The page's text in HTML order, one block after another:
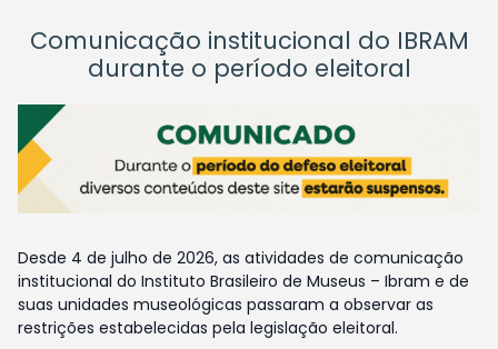
Comunicação institucional do IBRAM
durante o período eleitoral
Desde 4 de julho de 2026, as atividades de comunicação
institucional do Instituto Brasileiro de Museus – Ibram e de
suas unidades museológicas passaram a observar as
restrições estabelecidas pela legislação eleitoral.